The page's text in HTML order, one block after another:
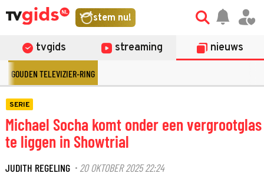
stem nu!
tvgids streaming nieuws
GOUDEN TELEVIZIER-RING
SERIE
Michael Socha komt onder een vergrootglas
te liggen in Showtrial
JUDITH REGELING · 20 OKTOBER 2025 22:24